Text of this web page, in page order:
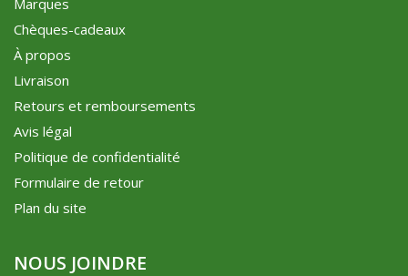
Chèques-cadeaux
À propos
Livraison
Retours et remboursements
Avis légal
Politique de confidentialité
Formulaire de retour
Plan du site
NOUS JOINDRE